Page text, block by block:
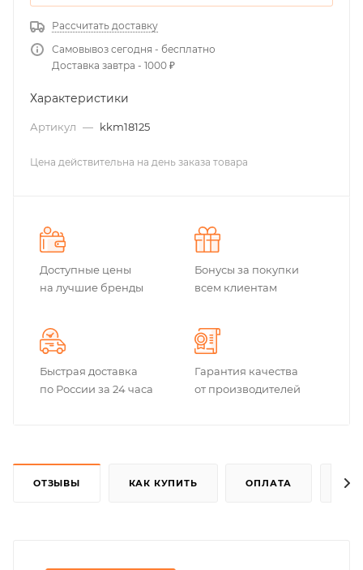
Рассчитать доставку
Самовывоз сегодня - бесплатно
Доставка завтра - 1000 ₽
Характеристики
Артикул — kkm18125
Цена действительна на день заказа товара
Доступные цены
на лучшие бренды
Бонусы за покупки
всем клиентам
Быстрая доставка
по России за 24 часа
Гарантия качества
от производителей
ОТЗЫВЫ КАК КУПИТЬ ОПЛАТА